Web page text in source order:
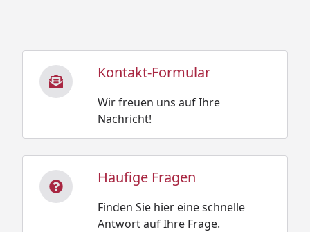
Kontakt-Formular
Wir freuen uns auf Ihre
Nachricht!
Häufige Fragen
Finden Sie hier eine schnelle
Antwort auf Ihre Frage.